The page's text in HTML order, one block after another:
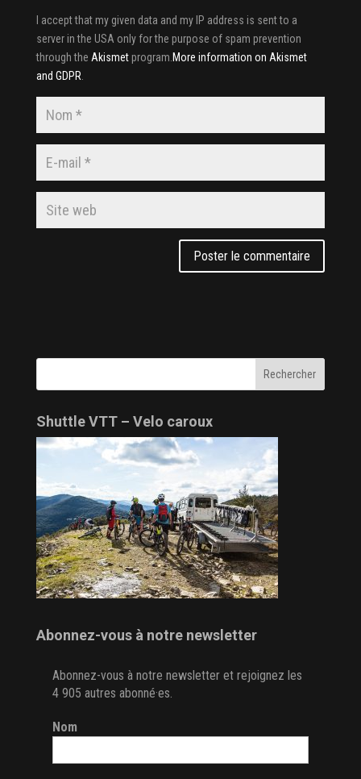
I accept that my given data and my IP address is sent to a
server in the USA only for the purpose of spam prevention
through the Akismetprogram. More information on Akismet
and GDPR
Shuttle VTT – Velo caroux
Abonnez-vous à notre newsletter
Abonnez-vous à notre newsletter et rejoignez les
4 905 autres abonné·es.
Nom